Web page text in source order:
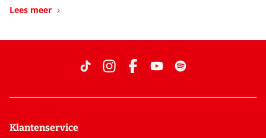
Lees meer
Klantenservice